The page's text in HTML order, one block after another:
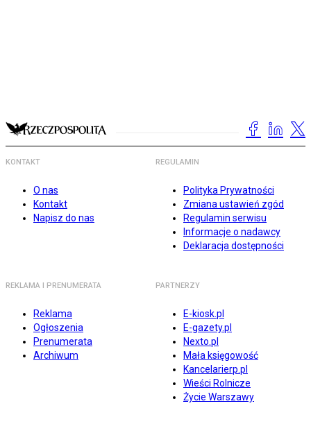
KONTAKT
O nas
Kontakt
Napisz do nas
REGULAMIN
Polityka Prywatności
Zmiana ustawień zgód
Regulamin serwisu
Informacje o nadawcy
Deklaracja dostępności
REKLAMA I PRENUMERATA
Reklama
Ogłoszenia
Prenumerata
Archiwum
PARTNERZY
E-kiosk.pl
E-gazety.pl
Nexto.pl
Mała księgowość
Kancelarierp.pl
Wieści Rolnicze
Życie Warszawy